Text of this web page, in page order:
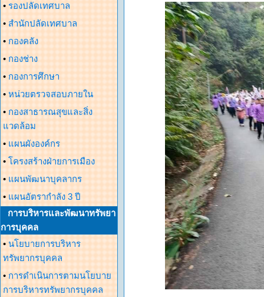
• รองปลัดเทศบาล
• สำนักปลัดเทศบาล
• กองคลัง
• กองช่าง
• กองการศึกษา
• หน่วยตรวจสอบภายใน
• กองสาธารณสุขและสิ่ง
แวดล้อม
• แผนผังองค์กร
• โครงสร้างฝ่ายการเมือง
• แผนพัฒนาบุคลากร
• แผนอัตรากำลัง 3 ปี
การบริหารและพัฒนาทรัพยา
การบุคคล
• นโยบายการบริหาร
ทรัพยากรบุคคล
• การดำเนินการตามนโยบาย
การบริหารทรัพยากรบุคคล